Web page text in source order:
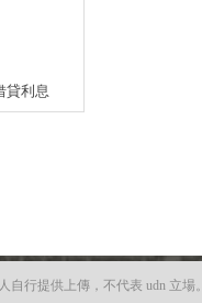
貸利息
行提供上傳，不代表 udn 立場。